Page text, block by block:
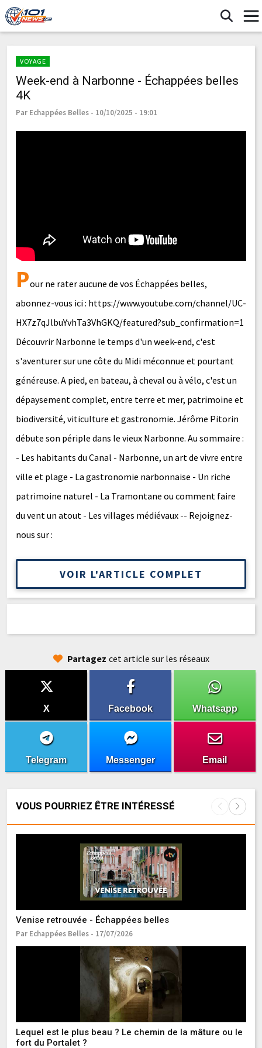
VOYAGE
Week-end à Narbonne - Échappées belles
4K
Par Echappées Belles - 10/10/2025 - 19:01
Pour ne rater aucune de vos Échappées belles,
abonnez-vous ici : https://www.youtube.com/channel/UC-
HX7z7qJlbuYvhTa3VhGKQ/featured?sub_confirmation=1
Découvrir Narbonne le temps d'un week-end, c'est
s'aventurer sur une côte du Midi méconnue et pourtant
généreuse. A pied, en bateau, à cheval ou à vélo, c'est un
dépaysement complet, entre terre et mer, patrimoine et
biodiversité, viticulture et gastronomie. Jérôme Pitorin
débute son périple dans le vieux Narbonne. Au sommaire :
- Les habitants du Canal - Narbonne, un art de vivre entre
ville et plage - La gastronomie narbonnaise - Un riche
patrimoine naturel - La Tramontane ou comment faire
du vent un atout - Les villages médiévaux -- Rejoignez-
nous sur :
VOIR L'ARTICLE COMPLET
Partagez cet article sur les réseaux
X Facebook Whatsapp
Telegram Messenger Email
VOUS POURRIEZ ÊTRE INTÉRESSÉ
Venise retrouvée - Échappées belles
Par Echappées Belles - 17/07/2026
Lequel est le plus beau ? Le chemin de la mâture ou le
fort du Portalet ?